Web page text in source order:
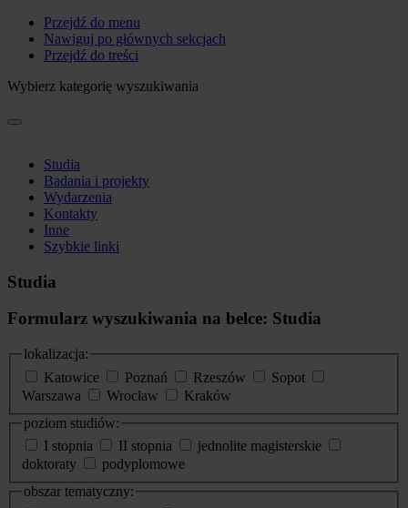
Przejdź do menu
Nawiguj po głównych sekcjach
Przejdź do treści
Wybierz kategorię wyszukiwania
Studia
Badania i projekty
Wydarzenia
Kontakty
Inne
Szybkie linki
Studia
Formularz wyszukiwania na belce: Studia
lokalizacja:
Katowice
Poznań Rzeszów
Sopot
Warszawa
Wrocław
Kraków
poziom studiów:
I stopnia
II stopnia
jednolite magisterskie
doktoraty
podyplomowe
obszar tematyczny: